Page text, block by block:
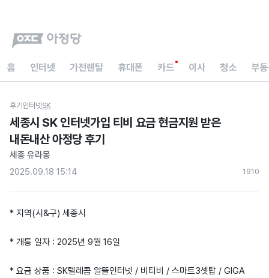
홈 인터넷 가전렌탈 휴대폰 카드 이사 청소 부
후기 인터넷SK
세종시 SK 인터넷가입 티비 요금 현금지원 받은
내돈내산 아정당 후기
세종 유라몽
2025.09.18 15:14
191 0
* 지역(시&구) 세종시
* 개통 일자 : 2025년 9월 16일
* 요금 상품 : SK텔레콤 알뜰인터넷 / 비티비 / 스마트3셋탑 / GIGA